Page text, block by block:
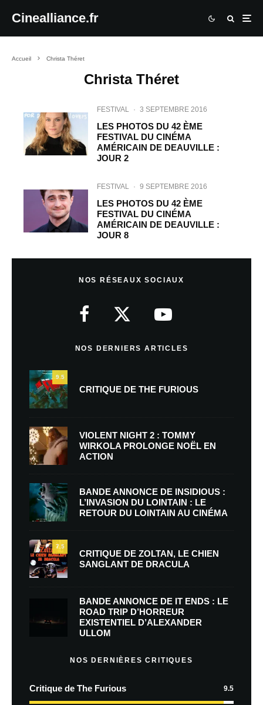
Cinealliance.fr
Accueil Christa Théret
Christa Théret
FESTIVAL · 3 SEPTEMBRE 2016
LES PHOTOS DU 42 ÈME
FESTIVAL DU CINÉMA
AMÉRICAIN DE DEAUVILLE :
JOUR 2
FESTIVAL · 9 SEPTEMBRE 2016
LES PHOTOS DU 42 ÈME
FESTIVAL DU CINÉMA
AMÉRICAIN DE DEAUVILLE :
JOUR 8
NOS RÉSEAUX SOCIAUX
NOS DERNIERS ARTICLES
9.5
CRITIQUE DE THE FURIOUS
VIOLENT NIGHT 2 : TOMMY
WIRKOLA PROLONGE NOËL EN
ACTION
BANDE ANNONCE DE INSIDIOUS :
L’INVASION DU LOINTAIN : LE
RETOUR DU LOINTAIN AU CINÉMA
7.5
CRITIQUE DE ZOLTAN, LE CHIEN
SANGLANT DE DRACULA
BANDE ANNONCE DE IT ENDS : LE
ROAD TRIP D’HORREUR
EXISTENTIEL D’ALEXANDER
ULLOM
NOS DERNIÈRES CRITIQUES
Critique de The Furious 9.5